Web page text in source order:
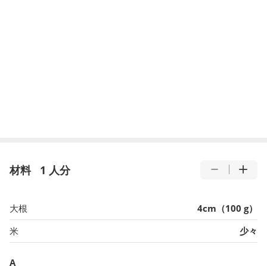
材料 1 人分
大根
4cm（100 g）
米
少々
A